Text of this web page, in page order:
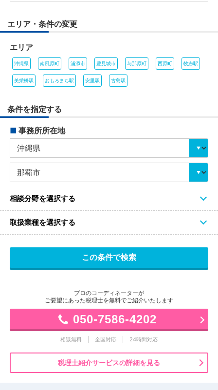
エリア・条件の変更
エリア
沖縄県 南風原町 浦添市 豊見城市 与那原町 西原町 牧志駅
美栄橋駅 おもろまち駅 安里駅 古島駅
条件を指定する
■ 事務所所在地
相談分野を選択する
取扱業種を選択する
プロのコーディネーターが
ご要望にあった税理士を無料でご紹介いたします
050-7586-4202
相談無料 全国対応 24時間対応
税理士紹介サービスの詳細を見る